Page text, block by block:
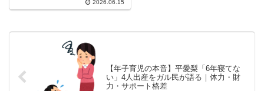
結婚21年・25年でも「今が一番
ます。
2026.06.15
【年子育児の本音】平愛梨「6年寝てな
い」4人出産をガル民が語る｜体力・財
力・サポート格差